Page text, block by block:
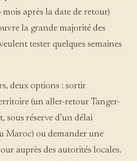
après la date de retour)
la grande majorité des
tester quelques semaines
deux options : sortir
(un aller-retour Tanger-
sous réserve d’un délai
Maroc) ou demander une
auprès des autorités locales.